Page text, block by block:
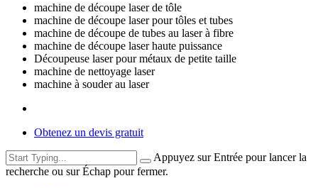
machine de découpe laser de tôle
machine de découpe laser pour tôles et tubes
machine de découpe de tubes au laser à fibre
machine de découpe laser haute puissance
Découpeuse laser pour métaux de petite taille
machine de nettoyage laser
machine à souder au laser
Obtenez un devis gratuit
Appuyez sur Entrée pour lancer la
recherche ou sur Échap pour fermer.